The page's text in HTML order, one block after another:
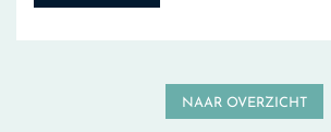
NAAR OVERZICHT